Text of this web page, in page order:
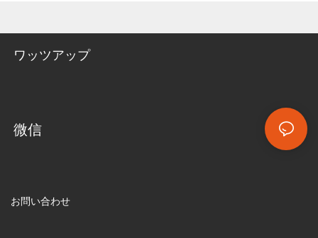
ワッツアップ
微信
お問い合わせ